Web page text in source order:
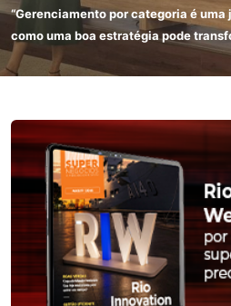
“Gerenciamento por categoria é uma
como uma boa estratégia pode